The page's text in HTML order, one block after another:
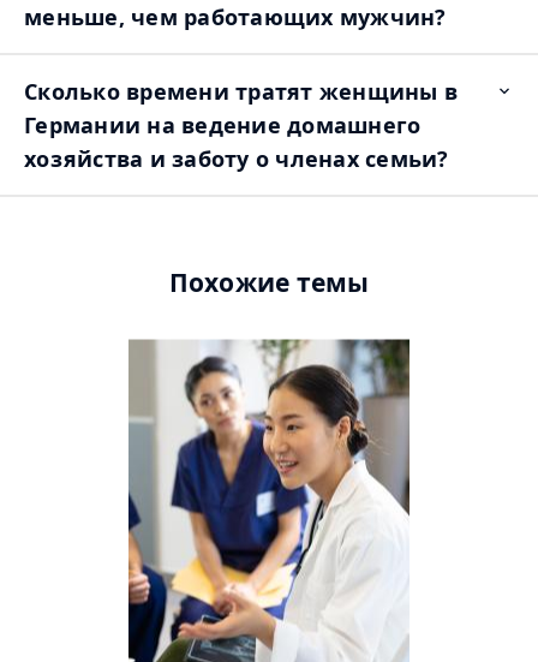
меньше, чем работающих мужчин?
Сколько времени тратят женщины в
Германии на ведение домашнего
хозяйства и заботу о членах семьи?
Похожие темы